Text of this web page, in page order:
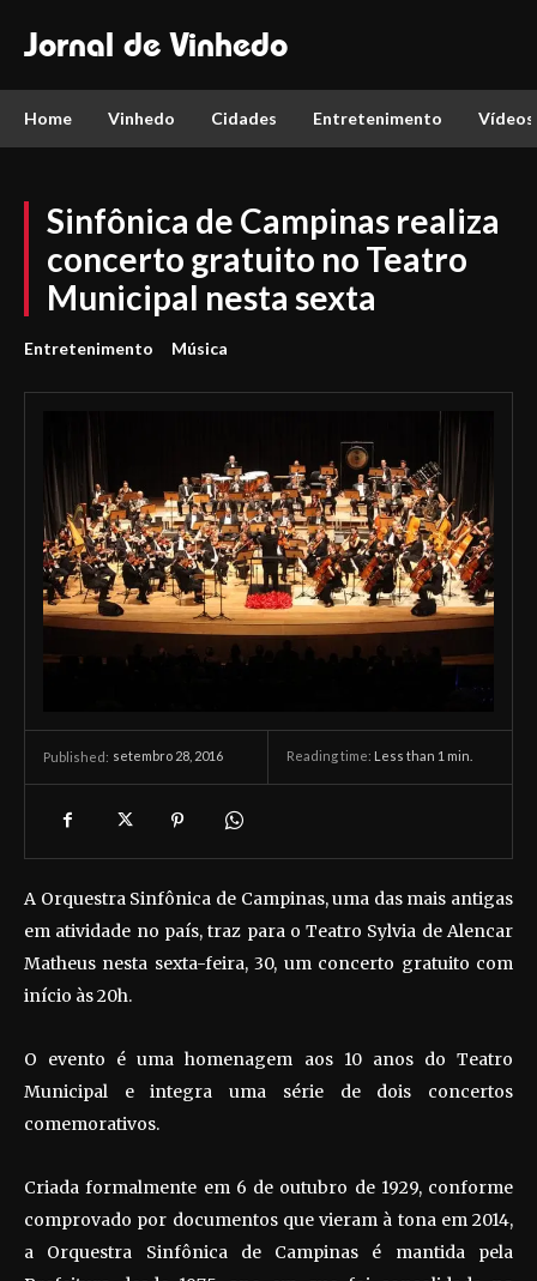
Jornal de Vinhedo
Home Vinhedo Cidades Entretenimento Vídeos
Sinfônica de Campinas realiza
concerto gratuito no Teatro
Municipal nesta sexta
Entretenimento Música
Published: setembro 28, 2016 Reading time: Less than 1 min.
A Orquestra Sinfônica de Campinas, uma das mais antigas
em atividade no país, traz para o Teatro Sylvia de Alencar
Matheus nesta sexta-feira, 30, um concerto gratuito com
início às 20h.
O evento é uma homenagem aos 10 anos do Teatro
Municipal e integra uma série de dois concertos
comemorativos.
Criada formalmente em 6 de outubro de 1929, conforme
comprovado por documentos que vieram à tona em 2014,
a Orquestra Sinfônica de Campinas é mantida pela